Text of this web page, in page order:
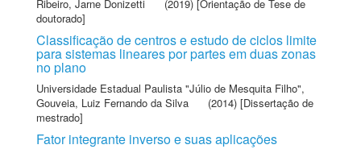
Ribeiro, Jarne Donizetti
(2019) [Orientação de Tese de
doutorado]
Classificação de centros e estudo de ciclos limite
para sistemas lineares por partes em duas zonas
no plano
Universidade Estadual Paulista "Júlio de Mesquita Filho",
Gouveia, Luiz Fernando da Silva
(2014) [Dissertação de
mestrado]
Fator integrante inverso e suas aplicações